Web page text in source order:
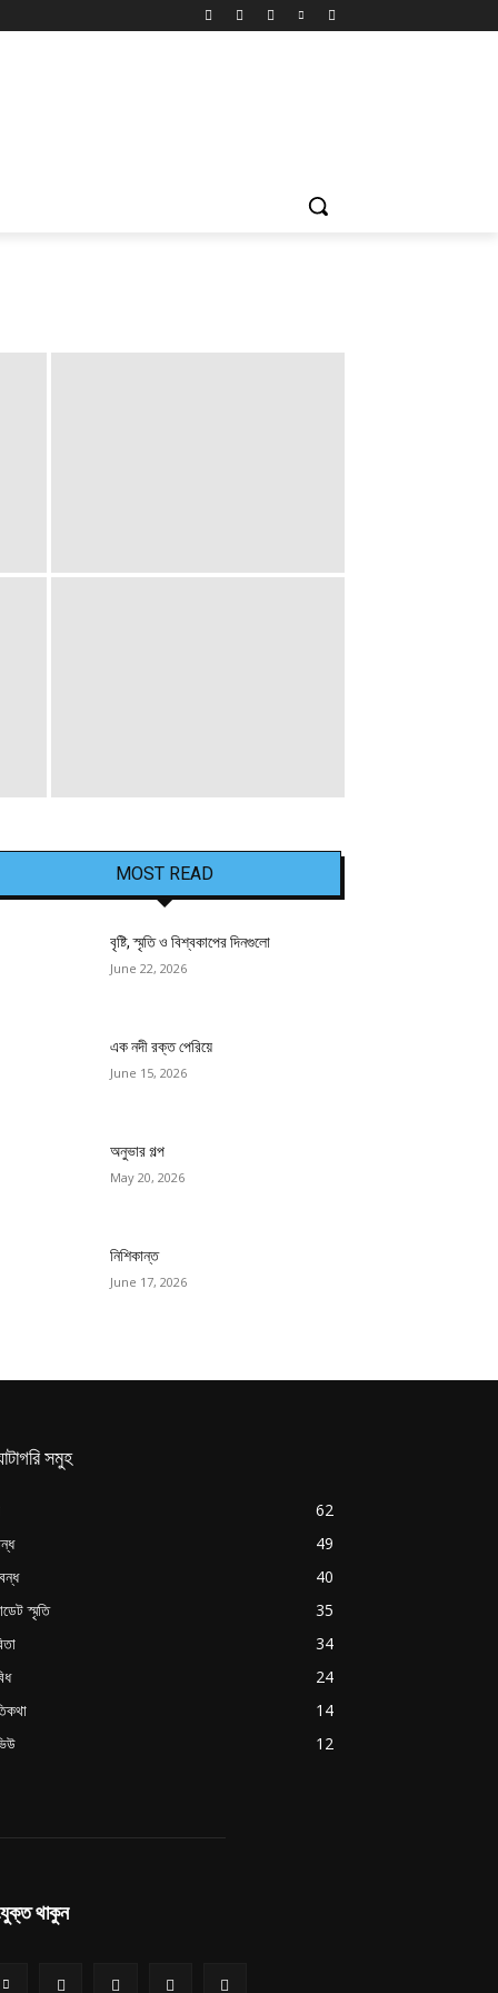
MOST READ
বৃষ্টি, স্মৃতি ও বিশ্বকাপের দিনগুলো
June 22, 2026
এক নদী রক্ত পেরিয়ে
June 15, 2026
অনুভার গল্প
May 20, 2026
নিশিকান্ত
June 17, 2026
সমুহ
62
49
40
স্মৃতি
35
34
24
14
12
থাকুন